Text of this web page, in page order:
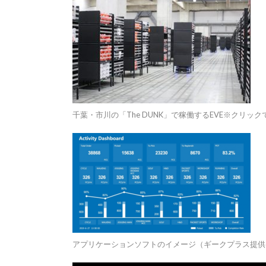
千葉・市川の「The DUNK」で稼働するEVE※クリック
アプリケーションソフトのイメージ（ギークプラス提